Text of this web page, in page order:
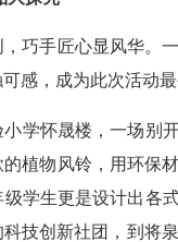
手匠心显风华。一
感，成为此次活动最
怀晟楼，一场别开
植物风铃，用环保
学生更是设计出各
技创新社团，到将